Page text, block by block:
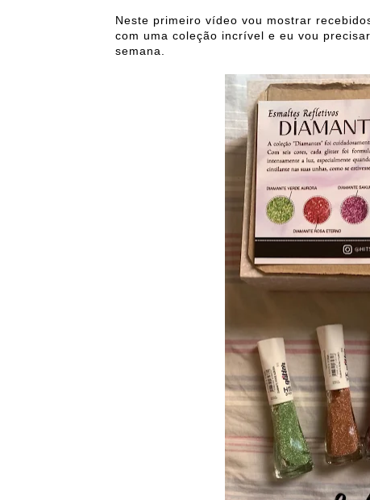
Neste primeiro vídeo vou mostrar
com uma coleção incrível e eu vou
semana.